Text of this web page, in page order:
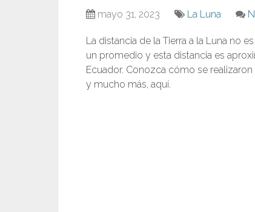
mayo 31, 2023 La Luna
La distancia de la Tierra a la Luna no
un promedio y esta distancia es
Ecuador. Conozca cómo se
y mucho más, aquí.